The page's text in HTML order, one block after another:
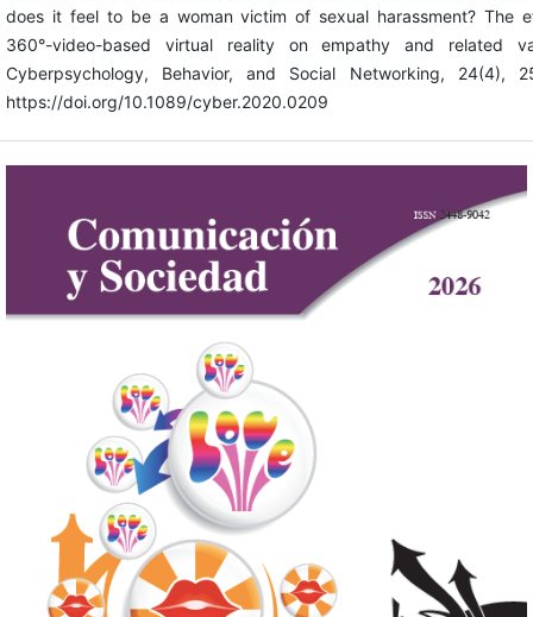
does it feel to be a woman victim of sexual harassment? The
360°-video-based virtual reality on empathy and related
Cyberpsychology, Behavior, and Social Networking, 24(4),
https://doi.org/10.1089/cyber.2020.0209